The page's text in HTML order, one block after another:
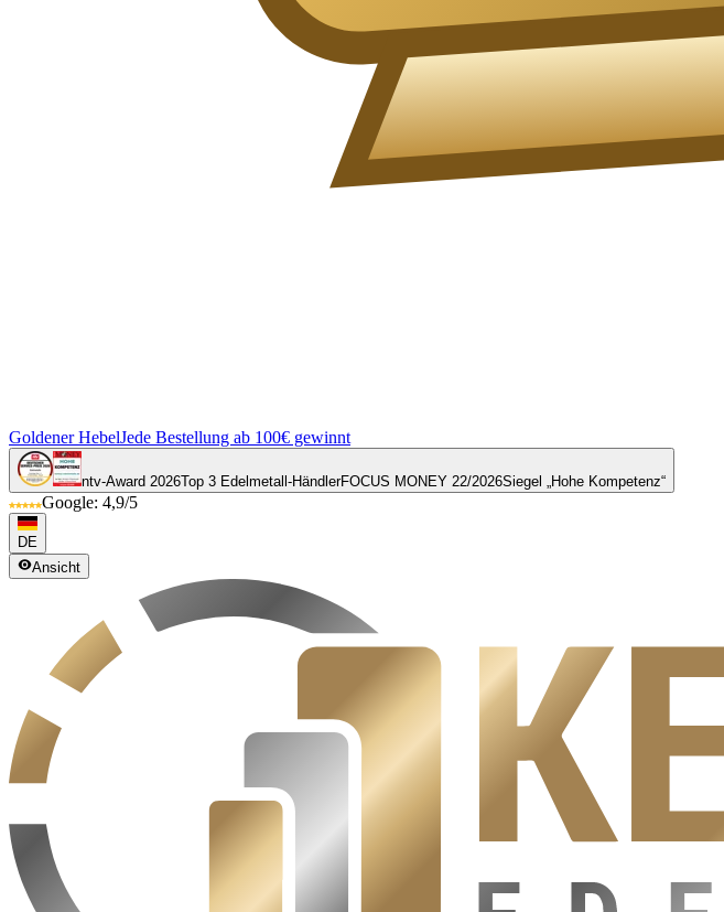
Goldener HebelJede Bestellung ab 100€ gewinnt
ntv-Award 2026Top 3 Edelmetall-HändlerFOCUS MONEY 22/2026Siegel „Hohe Kompetenz“
Google: 4,9/5
DE
Ansicht